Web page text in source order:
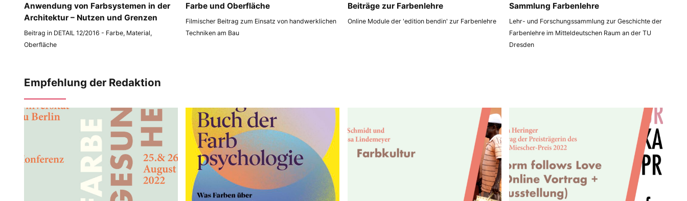
Anwen­dung von Farbsys­te­men in der
Archi­tek­tur – Nut­zen und Grenzen
Beitrag in DETAIL 12/2016 - Farbe, Material,
Oberfläche
Farbe und Oberfläche
Filmischer Beitrag zum Einsatz von handwerklichen
Techniken am Bau
Beiträge zur Farbenlehre
Online Module der 'edition bendin' zur Farbenlehre
Sammlung Farbenlehre
Lehr- und Forschungssammlung zur Geschichte der
Farbenlehre im Mitteldeutschen Raum an der TU
Dresden
Empfehlung der Redaktion